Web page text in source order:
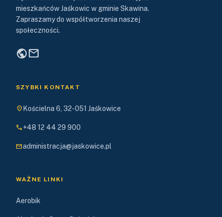
mieszkańców Jaśkowic w gminie Skawina.
Zapraszamy do współtworzenia naszej
społeczności.
publicmail
SZYBKI KONTAKT
location_on Kościelna 6, 32-051 Jaśkowice
phone+48 12 44 29 900
mailadministracja@jaskowice.pl
WAŻNE LINKI
Aerobik